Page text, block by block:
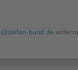
bund.de